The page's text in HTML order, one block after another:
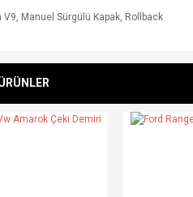
kalitesiz, bozuk veya görüntülenemiyor.